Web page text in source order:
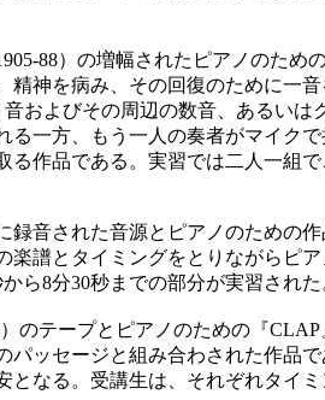
88） の増幅されたピアノのため
精神を病み、その回復のために一
音およびその周辺の数音、あるいは
る一方、もう一人の奏者がマイク
る作品である。実習では二人一組
録音された音源とピアノのための作
譜とタイミングをとりながらピア
ら8分30秒までの部分が実習された
）のテープとピアノのための 『CLAP
パッセージと組み合わされた作品
なる。受講生は、それぞれタイ